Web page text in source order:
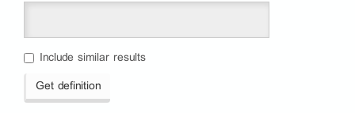
Include similar results
Get definition